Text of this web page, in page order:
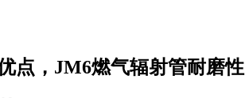
点，JM6燃气辐射管耐磨性